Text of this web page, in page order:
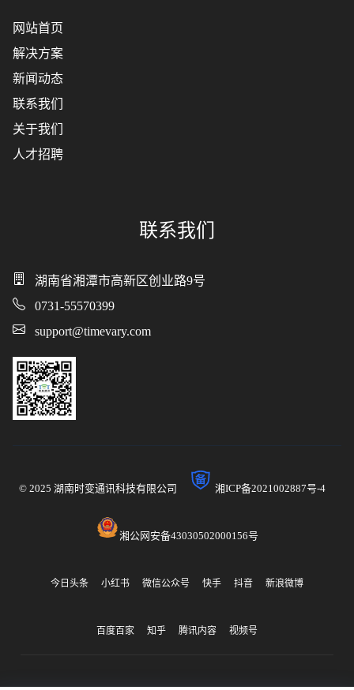
网站首页
解决方案
新闻动态
联系我们
关于我们
人才招聘
联系我们
湖南省湘潭市高新区创业路9号
0731-55570399
support@timevary.com
© 2025 湖南时变通讯科技有限公司 湘ICP备2021002887号-4
湘公网安备43030502000156号
今日头条 小红书 微信公众号 快手 抖音 新浪微博
百度百家 知乎 腾讯内容 视频号